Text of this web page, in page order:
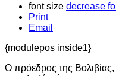
font size decrease
Print
Email
{modulepos inside1}
Ο πρόεδρος της Βολιβίας,